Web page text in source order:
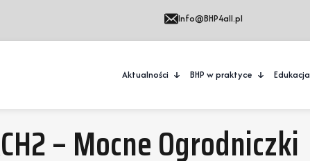
Info@BHP4all.pl
Aktualności BHP w praktyce Edukacja
– Mocne Ogrodniczki